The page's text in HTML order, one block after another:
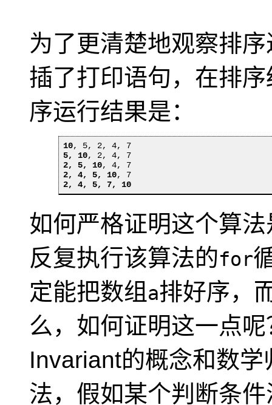
为了更清楚地观察排
插了打印语句，在排
序运行结果是：
10
5, 10
2, 5, 10
2, 4, 5, 10
2, 4, 5, 7, 10
如何严格证明这个算
反复执行该算法的for
定能把数组 a排好序，
么，如何证明这一点
Invariant的概念和数
法，假如某个判断条